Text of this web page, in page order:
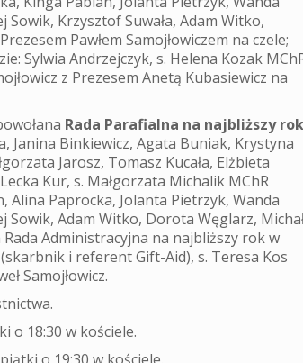
Sowik, Krzysztof Suwała, Adam Witko,
Pawłem Samojłowiczem na czele;
Sylwia Andrzejczyk, s. Helena Kozak
z Prezesem Anetą Kubasiewicz na
Rada Parafialna na najbliższy
Janina Binkiewicz, Agata Buniak, Krystyna
Jarosz, Tomasz Kucała, Elżbieta
Kur, s. Małgorzata Michalik MChR
Paprocka, Jolanta Pietrzyk, Wanda
Sowik, Adam Witko, Dorota Węglarz,
Administracyjna na najbliższy rok w
i referent Gift-Aid), s. Teresa Kos
Samojłowicz.
o 18:30 w kościele.